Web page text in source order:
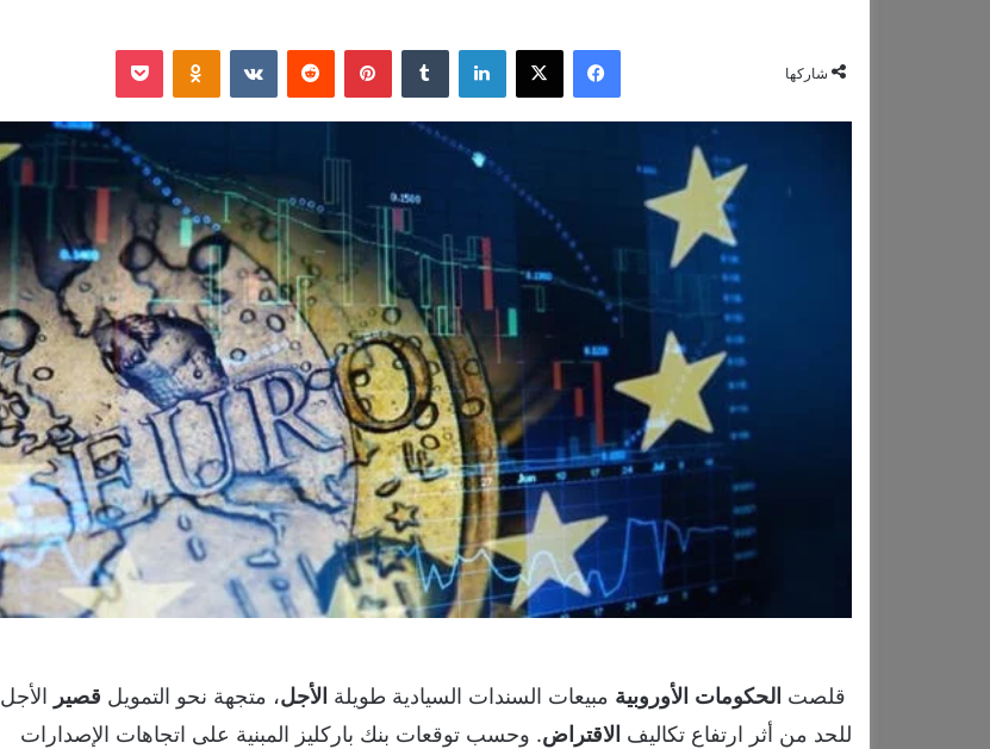
شاركها
فيسبوك ‫X لينكدإن بينتيريست ‏VKontakte
قلصت الحكومات الأوروبية مبيعات السندات السيادية طويلة الأجل، متجهة نحو التمويل قصير الأجل
للحد من أثر ارتفاع تكاليف الاقتراض. وحسب توقعات بنك باركليز المبنية على اتجاهات الإصدارات